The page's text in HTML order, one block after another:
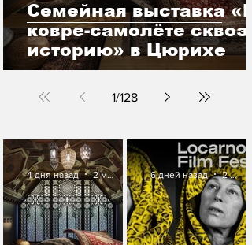
Семейная выставка
ковре-самолёте сквозь
историю» в Цюрихе
1/128
4 дня назад 2 мин. чтения 6 дней назад 2 мин. чтения